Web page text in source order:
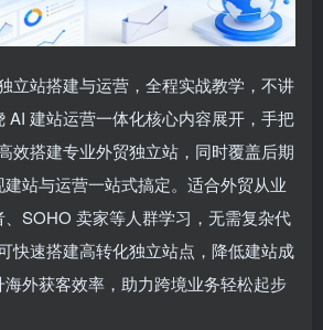
立站搭建与运营，全程实战教学，不讲
AI 建站运营一体化核心内容展开，手把
效搭建专业外贸独立站，同时覆盖后期
站与运营一站式搞定。适合外贸从业
SOHO 卖家等人群学习，无需复杂代
快速搭建高转化独立站点，降低建站成
外获客效率，助力跨境业务轻松起步